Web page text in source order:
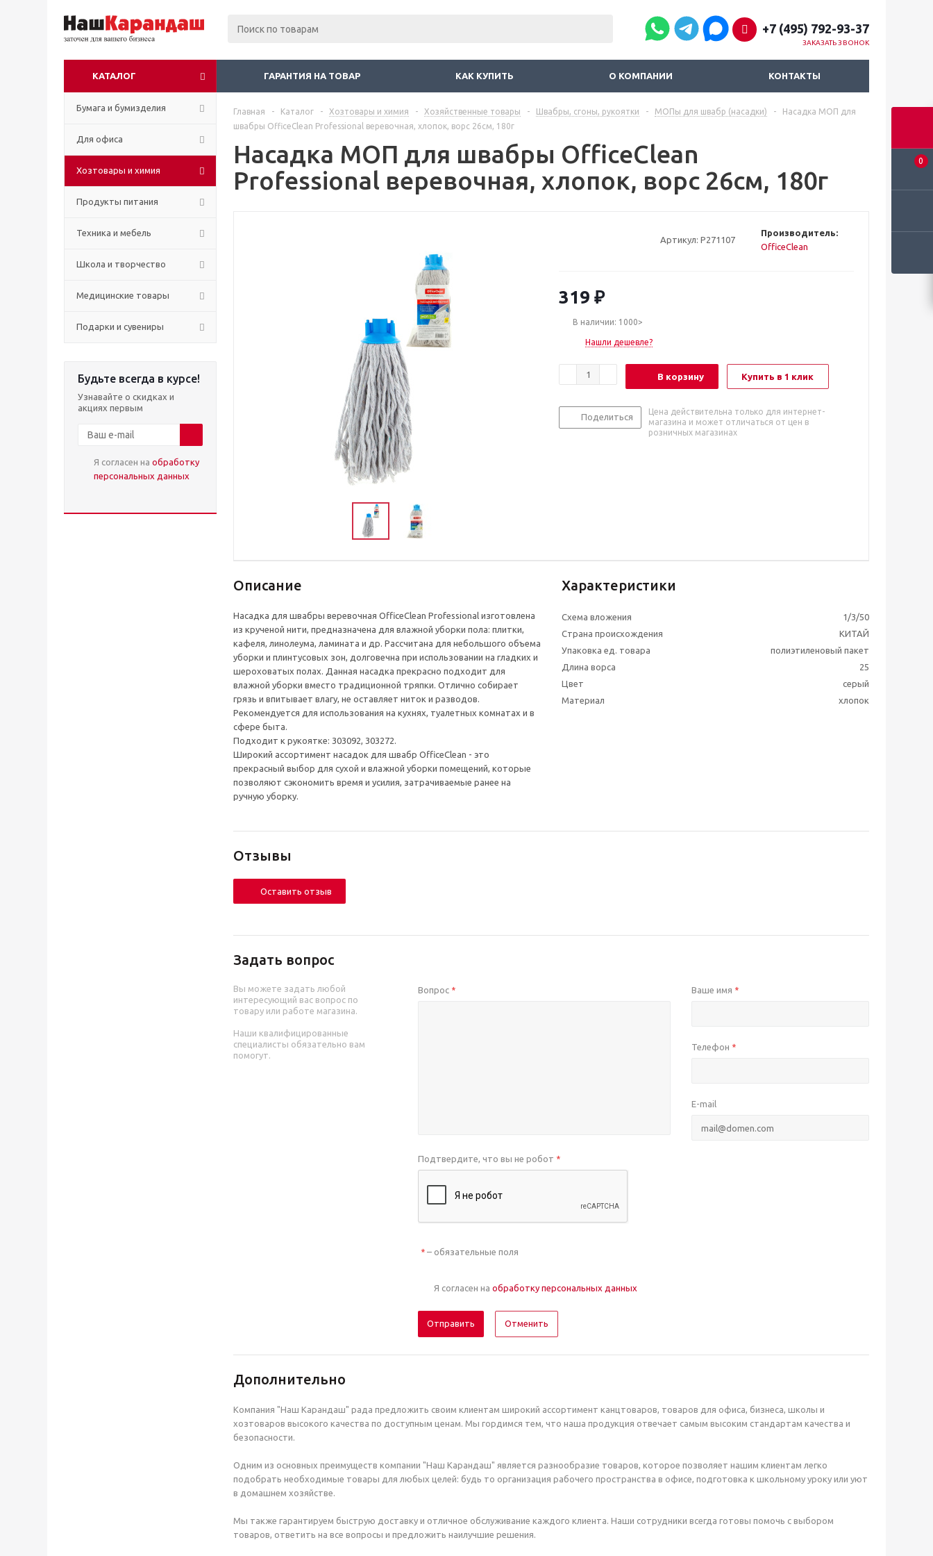
0
+7 (495) 792-93-37
ЗАКАЗАТЬ ЗВОНОК
КАТАЛОГ ГАРАНТИЯ НА ТОВАР КАК КУПИТЬ О КОМПАНИИ КОНТАКТЫ
Бумага и бумизделия
Для офиса
Хозтовары и химия
Продукты питания
Техника и мебель
Школа и творчество
Медицинские товары
Подарки и сувениры
Будьте всегда в курсе!
Узнавайте о скидках и
акциях первым
Я согласен на обработку
персональных данных
Главная - Каталог - Хозтовары и химия - Хозяйственные товары - Швабры, сгоны, рукоятки - МОПы для швабр (насадки) -
Насадка МОП для
швабры OfficeClean Professional веревочная, хлопок, ворс 26см, 180г
Насадка МОП для швабры OfficeClean
Professional веревочная, хлопок, ворс 26см, 180г
Артикул: Р271107
Производитель:
OfficeClean
319 ₽
В наличии: 1000>
Нашли дешевле?
В корзину Купить в 1 клик
Поделиться
Цена действительна только для интернет-
магазина и может отличаться от цен в
розничных магазинах
Описание
Насадка для швабры веревочная OfficeClean Professional изготовлена
из крученой нити, предназначена для влажной уборки пола: плитки,
кафеля, линолеума, ламината и др. Рассчитана для небольшого объема
уборки и плинтусовых зон, долговечна при использовании на гладких и
шероховатых полах. Данная насадка прекрасно подходит для
влажной уборки вместо традиционной тряпки. Отлично собирает
грязь и впитывает влагу, не оставляет ниток и разводов.
Рекомендуется для использования на кухнях, туалетных комнатах и в
сфере быта.
Подходит к рукоятке: 303092, 303272.
Широкий ассортимент насадок для швабр OfficeClean - это
прекрасный выбор для сухой и влажной уборки помещений, которые
позволяют сэкономить время и усилия, затрачиваемые ранее на
ручную уборку.
Характеристики
Схема вложения
1/3/50
Страна происхождения
КИТАЙ
Упаковка ед. товара
полиэтиленовый пакет
Длина ворса
25
Цвет
серый
Материал
хлопок
Отзывы
Оставить отзыв
Задать вопрос
Вы можете задать любой
интересующий вас вопрос по
товару или работе магазина.
Наши квалифицированные
специалисты обязательно вам
помогут.
Вопрос * Ваше имя *
Телефон *
E-mail
Подтвердите, что вы не робот *
*– обязательные поля
Я согласен на обработку персональных данных
Отменить
Дополнительно
Компания "Наш Карандаш" рада предложить своим клиентам широкий ассортимент канцтоваров, товаров для офиса, бизнеса, школы и
хозтоваров высокого качества по доступным ценам. Мы гордимся тем, что наша продукция отвечает самым высоким стандартам качества и
безопасности.
Одним из основных преимуществ компании "Наш Карандаш" является разнообразие товаров, которое позволяет нашим клиентам легко
подобрать необходимые товары для любых целей: будь то организация рабочего пространства в офисе, подготовка к школьному уроку или уют
в домашнем хозяйстве.
Мы также гарантируем быструю доставку и отличное обслуживание каждого клиента. Наши сотрудники всегда готовы помочь с выбором
товаров, ответить на все вопросы и предложить наилучшие решения.